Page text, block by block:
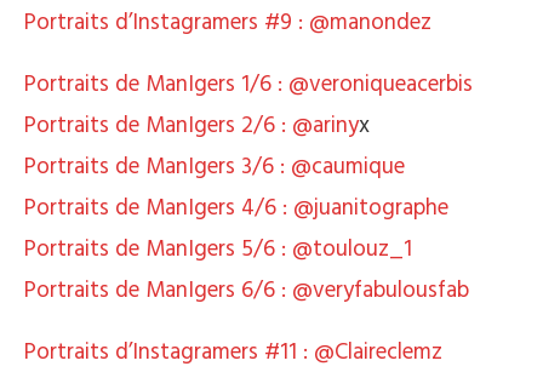
Portraits d’Instagramers #9 : @manondez
Portraits de ManIgers 1/6 : @veroniqueacerbis
Portraits de ManIgers 2/6 : @arinyx
Portraits de ManIgers 3/6 : @caumique
Portraits de ManIgers 4/6 : @juanitographe
Portraits de ManIgers 5/6 : @toulouz_1
Portraits de ManIgers 6/6 : @veryfabulousfab
Portraits d’Instagramers #11 : @Claireclemz